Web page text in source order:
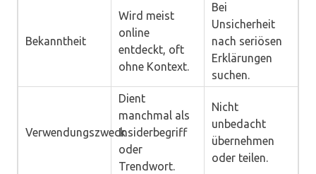
Bekanntheit
Wird meist
online
entdeckt, oft
ohne Kontext.
Bei
Unsicherheit
nach seriösen
Erklärungen
suchen.
Verwendungszweck
Dient
manchmal als
Insiderbegriff
oder
Trendwort.
Nicht
unbedacht
übernehmen
oder teilen.